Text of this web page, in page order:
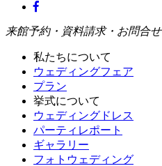
来館予約・資料請求・お問合せ
私たちについて
ウェディングフェア
プラン
挙式について
ウェディングドレス
パーティレポート
ギャラリー
フォトウェディング